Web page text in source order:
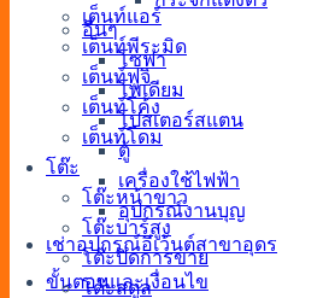
อื่นๆ
โซฟา
โพเดียม
โปสเตอร์สแตน
ตู้
เครื่องใช้ไฟฟ้า
อุปกรณ์งานบุญ
เช่าอุปกรณ์อีเว้นต์สาขาอุดร
ขั้นตอนและเงื่อนไข
เต็นท์แอร์
เต็นท์พีระมิด
เต็นท์ฟูจิ
เต็นท์โค้ง
เต็นท์โดม
โต๊ะ
โต๊ะหน้าขาว
โต๊ะบาร์สูง
โต๊ะปิดการขาย
โต๊ะสตูล